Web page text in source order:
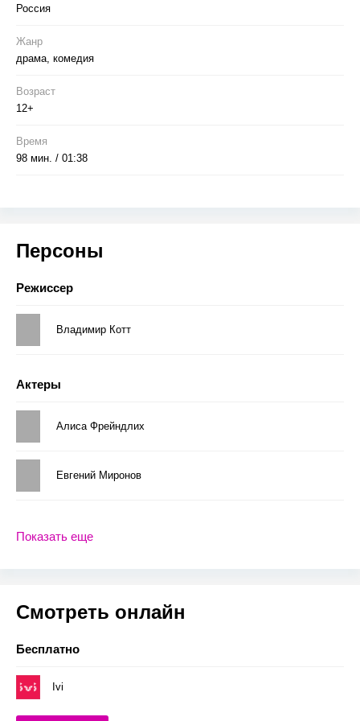
Россия
Жанр
драма, комедия
Возраст
12+
Время
98 мин. / 01:38
Персоны
Режиссер
Владимир Котт
Актеры
Алиса Фрейндлих
Евгений Миронов
Показать еще
Смотреть онлайн
Бесплатно
Ivi